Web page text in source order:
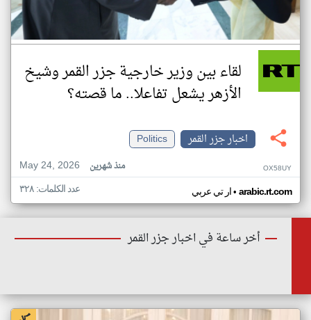
لقاء بين وزير خارجية جزر القمر وشيخ
الأزهر يشعل تفاعلا.. ما قصته؟
اخبار جزر القمر
Politics
May 24, 2026
منذ شهرين OX58UY
ار تي عربي• arabic.rt.com عدد الكلمات: ٣٢٨
أخر ساعة في اخبار جزر القمر